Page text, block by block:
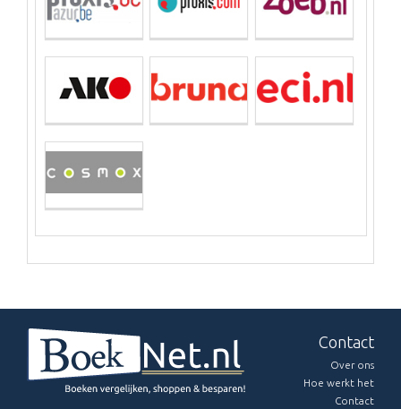
Contact
Over ons
Hoe werkt het
Contact